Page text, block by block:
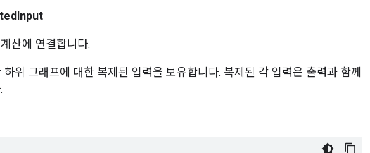
산에 연결합니다.
위 그래프에 대한 복제된 입력을 보유합니다. 복제된 각 입력은 출력과 함께